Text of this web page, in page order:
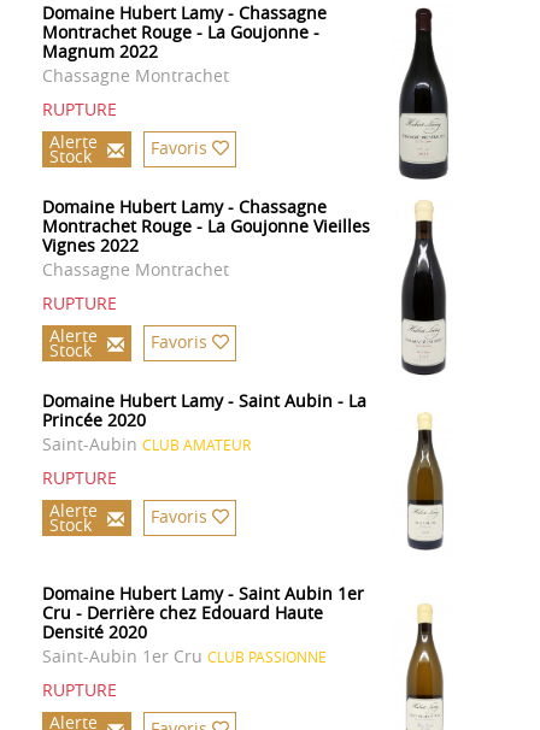
Domaine Hubert Lamy - Chassagne
Montrachet Rouge - La Goujonne -
Magnum 2022
Chassagne Montrachet
RUPTURE
Alerte
Stock Favoris
Domaine Hubert Lamy - Chassagne
Montrachet Rouge - La Goujonne Vieilles
Vignes 2022
Chassagne Montrachet
RUPTURE
Alerte
Stock Favoris
Domaine Hubert Lamy - Saint Aubin - La
Princée 2020
Saint-Aubin CLUB AMATEUR
RUPTURE
Alerte
Stock Favoris
Domaine Hubert Lamy - Saint Aubin 1er
Cru - Derrière chez Edouard Haute
Densité 2020
Saint-Aubin 1er Cru CLUB PASSIONNE
RUPTURE
Alerte